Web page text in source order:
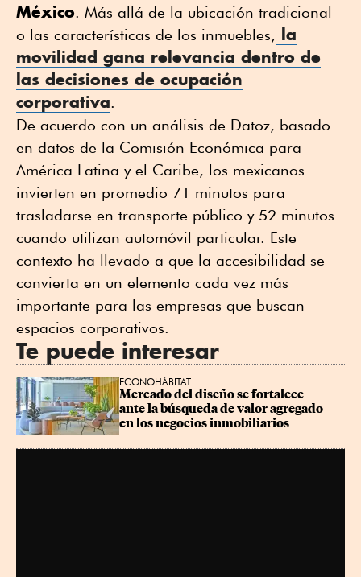
México. Más allá de la ubicación tradicional
o las características de los inmuebles, la
movilidad gana relevancia dentro de
las decisiones de ocupación
corporativa.
De acuerdo con un análisis de Datoz, basado
en datos de la Comisión Económica para
América Latina y el Caribe, los mexicanos
invierten en promedio 71 minutos para
trasladarse en transporte público y 52 minutos
cuando utilizan automóvil particular. Este
contexto ha llevado a que la accesibilidad se
convierta en un elemento cada vez más
importante para las empresas que buscan
espacios corporativos.
Te puede interesar
ECONOHÁBITAT
Mercado del diseño se fortalece
ante la búsqueda de valor agregado
en los negocios inmobiliarios